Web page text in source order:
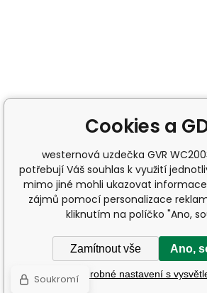
Cookies a
westernová uzdečka GVR
potřebují Váš souhlas k využití
mimo jiné mohli ukazovat
zájmů pomocí personalizace
kliknutím na políčko "Ano,
Zamítnout vše Ano,
Podrobné nastavení s
Soukromí